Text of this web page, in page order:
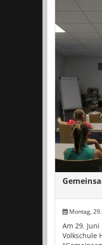
Montag,
Am 29.
Volkschule